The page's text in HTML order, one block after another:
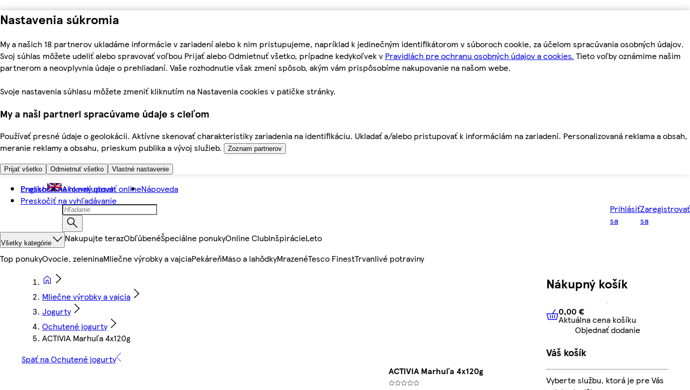
Nastavenia súkromia
My a našich 18 partnerov ukladáme informácie v zariadení alebo k nim pristupujeme, napríklad k jedinečným identifikátorom v súboroch cookie, za účelom spracúvania osobných údajov.
Svoj súhlas môžete udeliť alebo spravovať voľbou Prijať alebo Odmietnuť všetko, prípadne kedykoľvek v Pravidlách pre ochranu osobných údajov a cookies. Tieto voľby oznámime našim
partnerom a neovplyvnia údaje o prehliadaní. Vaše rozhodnutie však zmení spôsob, akým vám prispôsobíme nakupovanie na našom webe.
Svoje nastavenia súhlasu môžete zmeniť kliknutím na Nastavenia cookies v pätičke stránky.
My a naši partneri spracúvame údaje s cieľom
Používať presné údaje o geolokácii. Aktívne skenovať charakteristiky zariadenia na identifikáciu. Ukladať a/alebo pristupovať k informáciám na zariadení. Personalizovaná reklama a obsah,
meranie reklamy a obsahu, prieskum publika a vývoj služieb.
Zoznam partnerov
Prijať všetko Odmietnuť všetko Vlastné nastavenie
Preskočiť na hlavný obsah
Preskočiť na vyhľadávanie
English Ako nakupovať onlineNápoveda
Prihlásiť
sa
Zaregistrovať
sa
Všetky kategórie Nakupujte terazObľúbenéŠpeciálne ponukyOnline ClubInšpirácieLeto
Top ponukyOvocie, zeleninaMliečne výrobky a vajciaPekáreňMäso a lahôdkyMrazenéTesco FinestTrvanlivé potraviny
Mliečne výrobky a vajcia
Jogurty
Ochutené jogurty
ACTIVIA Marhuľa 4x120g
Späť na Ochutené jogurty
ACTIVIA Marhuľa 4x120g
Nákupný košík
0,00 € Aktuálna cena košíku
0,00 €
Aktuálna cena košíku
Objednať dodanie
Váš košík
Vyberte službu, ktorá je pre Vás